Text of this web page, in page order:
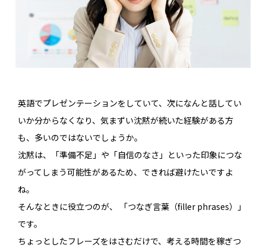
英語でプレゼンテーションをしていて、次になんと話してい
いか分からなくなり、気まずい沈黙が続いた経験がある方
も、多いのではないでしょうか。
沈黙は、「準備不足」や「自信のなさ」といった印象につな
がってしまう可能性があるため、できれば避けたいですよ
ね。
そんなときに役立つのが、 「つなぎ言葉（filler phrases）」
です。
ちょっとしたフレーズをはさむだけで、考える時間を稼ぎつ